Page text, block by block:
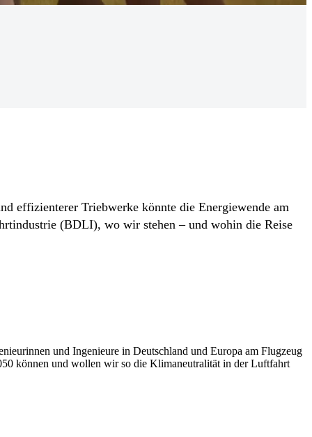
effizienterer Triebwerke könnte die Energiewende am
(BDLI), wo wir stehen – und wohin die Reise
und Ingenieure in Deutschland und Europa am Flugzeug
können und wollen wir so die Klimaneutralität in der Luftfahrt